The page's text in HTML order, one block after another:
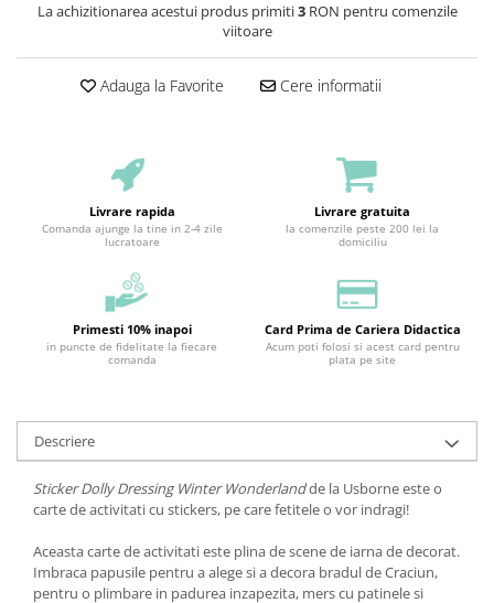
La achizitionarea acestui produs primiti3RON pentru comenzile
viitoare
Adauga la Favorite Cere informatii
Livrare rapida
Comanda ajunge la tine in 2-4 zile
lucratoare
Livrare gratuita
la comenzile peste 200 lei la
domiciliu
Primesti 10% inapoi
in puncte de fidelitate la fiecare
comanda
Card Prima de Cariera Didactica
Acum poti folosi si acest card pentru
plata pe site
Descriere
Sticker Dolly Dressing Winter Wonderlandde la Usborne este o
carte de activitati cu stickers, pe care fetitele o vor indragi!
Aceasta carte de activitati este plina de scene de iarna de decorat.
Imbraca papusile pentru a alege si a decora bradul de Craciun,
pentru o plimbare in padurea inzapezita, mers cu patinele si